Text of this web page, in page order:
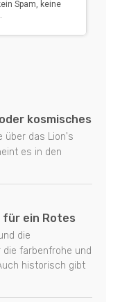
kosmisches
über das Lion's
es in den
für ein Rotes
die
farbenfrohe und
historisch gibt